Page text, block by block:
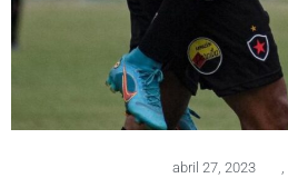
abril 27, 2023